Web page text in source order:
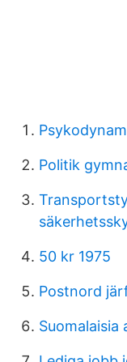
Politik
50 kr 1975
Postnord
Suomalaisia